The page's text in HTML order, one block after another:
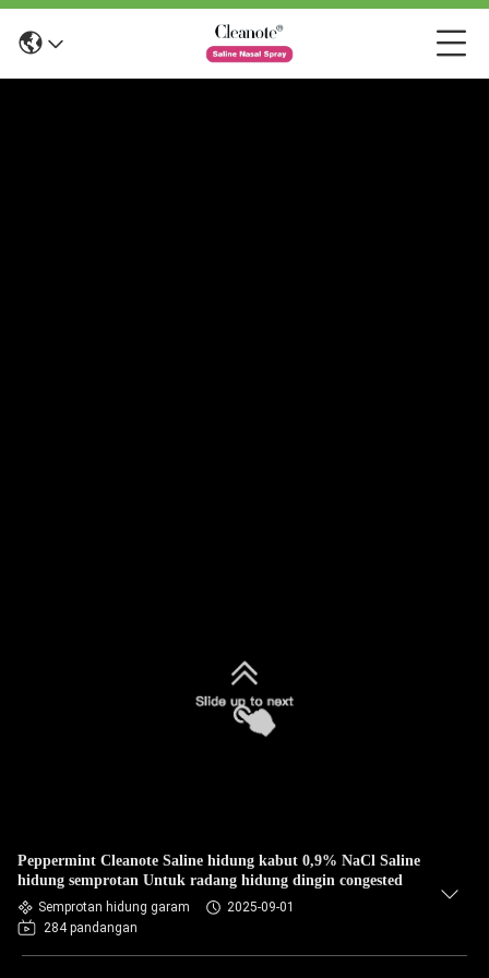
Peppermint Cleanote Saline hidung kabut 0,9% NaCl Saline
hidung semprotan Untuk radang hidung dingin congested
Semprotan hidung garam
2025-09-01
284 pandangan